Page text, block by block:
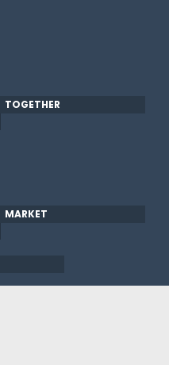
TOGETHER
MARKET